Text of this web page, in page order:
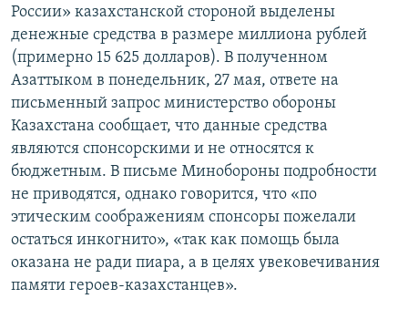
России» казахстанской стороной выделены
денежные средства в размере миллиона рублей
(примерно 15 625 долларов). В полученном
Азаттыком в понедельник, 27 мая, ответе на
письменный запрос министерство обороны
Казахстана сообщает, что данные средства
являются спонсорскими и не относятся к
бюджетным. В письме Минобороны подробности
не приводятся, однако говорится, что «по
этическим соображениям спонсоры пожелали
остаться инкогнито», «так как помощь была
оказана не ради пиара, а в целях увековечивания
памяти героев-казахстанцев».